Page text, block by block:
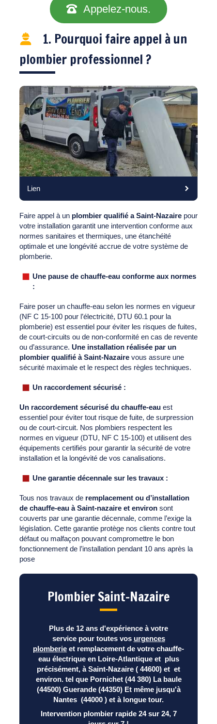
Appelez-nous.
1. Pourquoi faire appel à un
plombier professionnel ?
Lien
Faire appel à un plombier qualifié a Saint-Nazaire pour
votre installation garantit une intervention conforme aux
normes sanitaires et thermiques, une étanchéité
optimale et une longévité accrue de votre système de
plomberie.
Une pause de chauffe-eau conforme aux normes
:
Faire poser un chauffe-eau selon les normes en vigueur
(NF C 15-100 pour l’électricité, DTU 60.1 pour la
plomberie) est essentiel pour éviter les risques de fuites,
de court-circuits ou de non-conformité en cas de revente
ou d’assurance. Une installation réalisée par un
plombier qualifié à Saint-Nazaire vous assure une
sécurité maximale et le respect des règles techniques.
Un raccordement sécurisé :
Un raccordement sécurisé du chauffe-eau est
essentiel pour éviter tout risque de fuite, de surpression
ou de court-circuit. Nos plombiers respectent les
normes en vigueur (DTU, NF C 15-100) et utilisent des
équipements certifiés pour garantir la sécurité de votre
installation et la longévité de vos canalisations.
Une garantie décennale sur les travaux :
Tous nos travaux de remplacement ou d’installation
de chauffe-eau à Saint-nazaire et environ sont
couverts par une garantie décennale, comme l’exige la
législation. Cette garantie protège nos clients contre tout
défaut ou malfaçon pouvant compromettre le bon
fonctionnement de l’installation pendant 10 ans après la
pose
Plombier Saint-Nazaire
Plus de 12 ans d'expérience à votre
service pour toutes vos urgences
plomberie et remplacement de votre chauffe-
eau électrique en Loire-Atlantique et plus
précisément, à Saint-Nazaire ( 44600) et et
environ. tel que Pornichet (44 380) La baule
(44500) Guerande (44350) Et même jusqu'à
Nantes (44000 ) et à longue tour.
Intervention plombier rapide 24 sur 24, 7